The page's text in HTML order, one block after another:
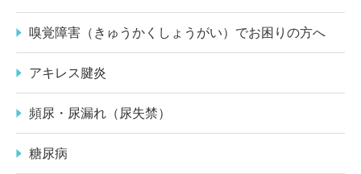
嗅覚障害（きゅうかくしょうがい）でお困りの方へ
アキレス腱炎
頻尿・尿漏れ（尿失禁）
糖尿病